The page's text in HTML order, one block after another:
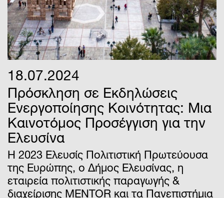
18.07.2024
Πρόσκληση σε Εκδηλώσεις
Ενεργοποίησης Κοινότητας: Μια
Καινοτόμος Προσέγγιση για την
Ελευσίνα
Η 2023 Ελευσίς Πολιτιστική Πρωτεύουσα
της Ευρώπης, ο Δήμος Ελευσίνας, η
εταιρεία πολιτιστικής παραγωγής &
διαχείρισης MENTOR και τα Πανεπιστήμια